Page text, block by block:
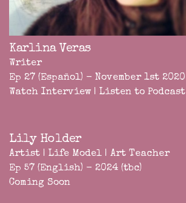
Karlina Veras
Writer
Ep 27 (Español) - November 1st 2020
Watch Interview | Listen to Podcast
Lily Holder
Artist | Life Model | Art Teacher
Ep 57 (English) - 2024 (tbc)
Coming Soon